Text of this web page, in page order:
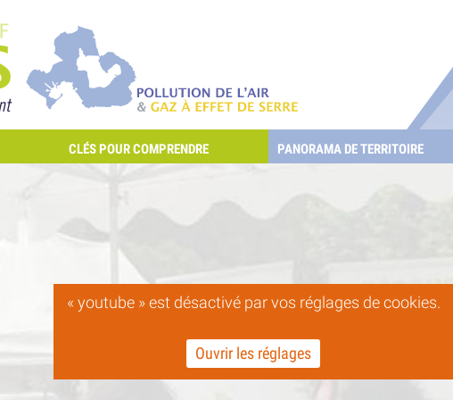
- Réduire les POllutioNs en Santé Environnement
Pollution de l'air & gaz à effet de serre
DE L'AIR ET LES GAZ À EFFET DE SERRE ?
CLÉS POUR COMPRENDRE PANORAMA DE TERRITOIRE
« youtube » est désactivé par vos réglages de cookies.
Ouvrir les réglages